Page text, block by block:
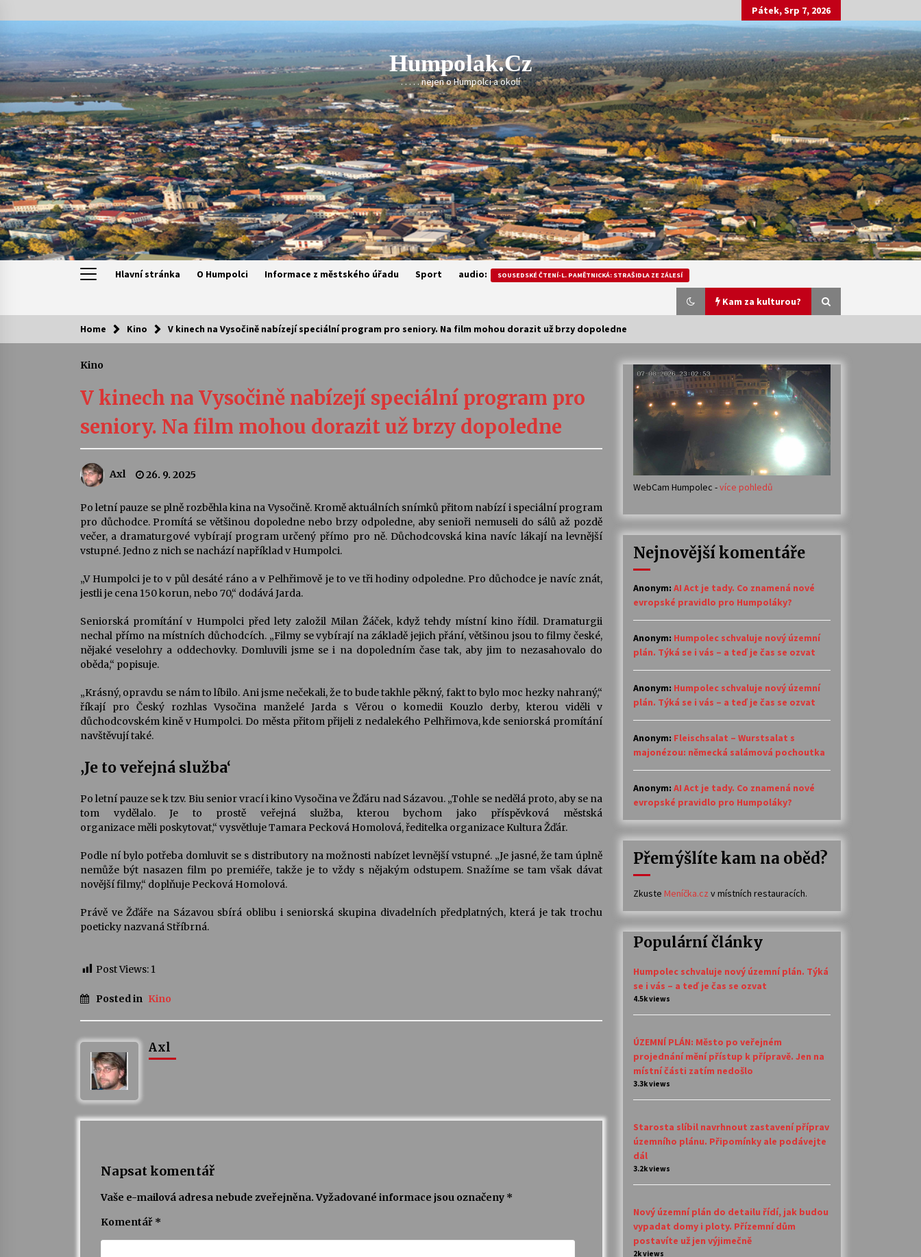
to
Pátek, Srp 7, 2026
Humpolak.cz
. . . . . nejen o Humpolci a okolí
Hlavní stránka O Humpolci Informace z městského úřadu Sport audio: SOUSEDSKÉ ČTENÍ-L. PAMĚTNICKÁ: STRAŠIDLA ZE ZÁLESÍ
Kam za kulturou?
Kam za kulturou?
Camerata a Sukuba Ensemble
4. 8. 2026
Stávám se kapkou
30. 7. 2026
Veselí muzikanti
30. 7. 2026
Quijotova šedesátka: 28. 7.–1. 8.
28. 7. 2026
Letní koncerty ve Stromovce:
Kolchoz a Jenakaši
Votavžatský ploty
23. 7. 2026
Letní koncerty ve Stromovce: Rufus
Miller
22. 7. 2026
Vysočinka
17. 7. 2026 14. 7. 2026
Želivě ožije odkaz Josefa Čapka
13. 7. 2026
Klášteře Želiv
30. 6. 2026
Home Kino V kinech na Vysočině nabízejí speciální program pro seniory. Na film mohou dorazit už brzy dopoledne
Kino
V kinech na Vysočině nabízejí speciální program pro
seniory. Na film mohou dorazit už brzy dopoledne
Axl 26. 9. 2025
Po letní pauze se plně rozběhla kina na Vysočině. Kromě aktuálních snímků přitom nabízí i speciální program
pro důchodce. Promítá se většinou dopoledne nebo brzy odpoledne, aby senioři nemuseli do sálů až pozdě
večer, a dramaturgové vybírají program určený přímo pro ně. Důchodcovská kina navíc lákají na levnější
vstupné. Jedno z nich se nachází například v Humpolci.
„V Humpolci je to v půl desáté ráno a v Pelhřimově je to ve tři hodiny odpoledne. Pro důchodce je navíc znát,
jestli je cena 150 korun, nebo 70,“ dodává Jarda.
Seniorská promítání v Humpolci před lety založil Milan Žáček, když tehdy místní kino řídil. Dramaturgii
nechal přímo na místních důchodcích. „Filmy se vybírají na základě jejich přání, většinou jsou to filmy české,
nějaké veselohry a oddechovky. Domluvili jsme se i na dopoledním čase tak, aby jim to nezasahovalo do
oběda,“ popisuje.
„Krásný, opravdu se nám to líbilo. Ani jsme nečekali, že to bude takhle pěkný, fakt to bylo moc hezky nahraný,“
říkají pro Český rozhlas Vysočina manželé Jarda s Věrou o komedii Kouzlo derby, kterou viděli v
důchodcovském kině v Humpolci. Do města přitom přijeli z nedalekého Pelhřimova, kde seniorská promítání
navštěvují také.
‚Je to veřejná služba‘
Po letní pauze se k tzv. Biu senior vrací i kino Vysočina ve Žďáru nad Sázavou. „Tohle se nedělá proto, aby se na
tom vydělalo. Je to prostě veřejná služba, kterou bychom jako příspěvková městská
organizace měli poskytovat,“ vysvětluje Tamara Pecková Homolová, ředitelka organizace Kultura Žďár.
Podle ní bylo potřeba domluvit se s distributory na možnosti nabízet levnější vstupné. „Je jasné, že tam úplně
nemůže být nasazen film po premiéře, takže je to vždy s nějakým odstupem. Snažíme se tam však dávat
novější filmy,“ doplňuje Pecková Homolová.
Právě ve Žďáře na Sázavou sbírá oblibu i seniorská skupina divadelních předplatných, která je tak trochu
poeticky nazvaná Stříbrná.
Post Views: 1
Posted in Kino
Axl
Napsat komentář
Vaše e-mailová adresa nebude zveřejněna. Vyžadované informace jsou označeny *
Komentář *
WebCam Humpolec -více pohledů
Nejnovější komentáře
Anonym: AI Act je tady. Co znamená nové
evropské pravidlo pro Humpoláky?
Anonym: Humpolec schvaluje nový územní
plán. Týká se i vás – a teď je čas se ozvat
Anonym: Humpolec schvaluje nový územní
plán. Týká se i vás – a teď je čas se ozvat
Anonym: Fleischsalat – Wurstsalat s
majonézou: německá salámová pochoutka
Anonym: AI Act je tady. Co znamená nové
evropské pravidlo pro Humpoláky?
Přemýšlíte kam na oběd?
Zkuste Meníčka.cz v místních restauracích.
Populární články
Humpolec schvaluje nový územní plán. Týká
se i vás – a teď je čas se ozvat
4.5k views
ÚZEMNÍ PLÁN: Město po veřejném
projednání mění přístup k přípravě. Jen na
místní části zatím nedošlo
3.3k views
Starosta slíbil navrhnout zastavení příprav
územního plánu. Připomínky ale podávejte
dál
3.2k views
Nový územní plán do detailu řídí, jak budou
vypadat domy i ploty. Přízemní dům
postavíte už jen výjimečně
2k views